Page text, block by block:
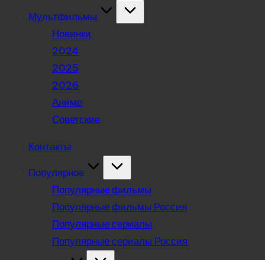
Мультфильмы
Новинки
2024
2025
2026
Аниме
Советские
Контакты
Популярное
Популярные фильмы
Популярные фильмы Россия
Популярные сериалы
Популярные сериалы Россия